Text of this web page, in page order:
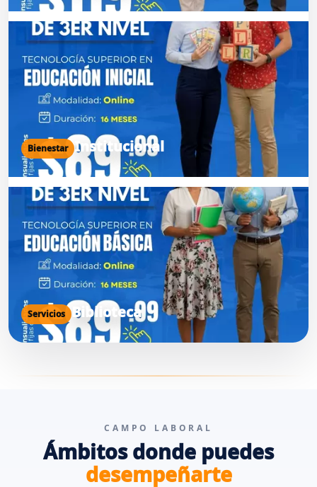
Bienestar Institucional
Servicios Biblioteca
CAMPO LABORAL
Ámbitos donde puedes
desempeñarte